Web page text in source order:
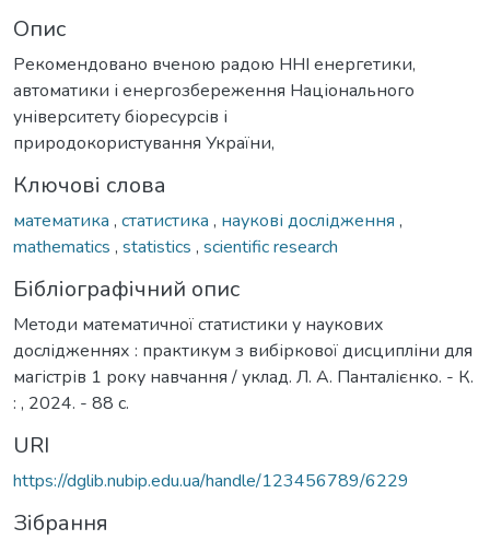
Опис
Рекомендовано вченою радою ННІ енергетики,
автоматики і енергозбереження Національного
університету біоресурсів і
природокористування України,
Ключові слова
математика , статистика , наукові дослідження ,
mathematics , statistics , scientific research
Бібліографічний опис
Методи математичної статистики у наукових
дослідженнях : практикум з вибіркової дисципліни для
магістрів 1 року навчання / уклад. Л. А. Панталієнко. - К.
: , 2024. - 88 с.
URI
https://dglib.nubip.edu.ua/handle/123456789/6229
Зібрання